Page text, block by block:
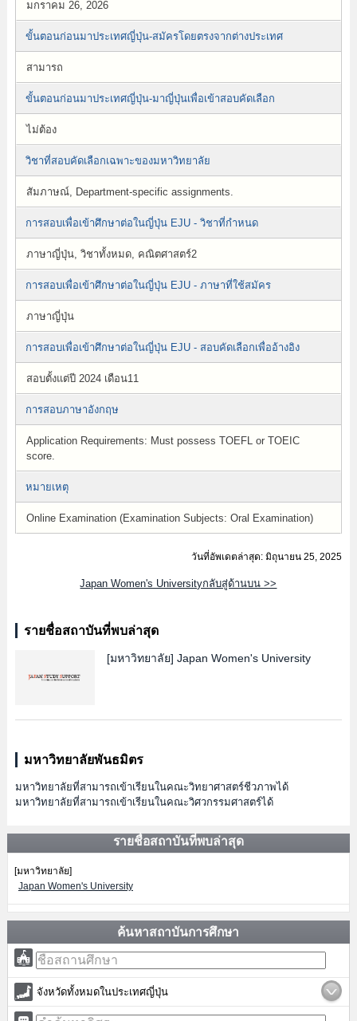
มกราคม 26, 2026
ขั้นตอนก่อนมาประเทศญี่ปุ่น-สมัครโดยตรงจากต่างประเทศ
สามารถ
ขั้นตอนก่อนมาประเทศญี่ปุ่น-มาญี่ปุ่นเพื่อเข้าสอบคัดเลือก
ไม่ต้อง
วิชาที่สอบคัดเลือกเฉพาะของมหาวิทยาลัย
สัมภาษณ์, Department-specific assignments.
การสอบเพื่อเข้าศึกษาต่อในญี่ปุ่น EJU - วิชาที่กำหนด
ภาษาญี่ปุ่น, วิชาทั้งหมด, คณิตศาสตร์2
การสอบเพื่อเข้าศึกษาต่อในญี่ปุ่น EJU - ภาษาที่ใช้สมัคร
ภาษาญี่ปุ่น
การสอบเพื่อเข้าศึกษาต่อในญี่ปุ่น EJU - สอบคัดเลือกเพื่ออ้างอิง
สอบตั้งแต่ปี 2024 เดือน11
การสอบภาษาอังกฤษ
Application Requirements: Must possess TOEFL or TOEIC
score.
หมายเหตุ
Online Examination (Examination Subjects: Oral Examination)
วันที่อัพเดตล่าสุด: มิถุนายน 25, 2025
Japan Women's Universityกลับสู่ด้านบน >>
รายชื่อสถาบันที่พบล่าสุด
[มหาวิทยาลัย] Japan Women's University
มหาวิทยาลัยพันธมิตร
มหาวิทยาลัยที่สามารถเข้าเรียนในคณะวิทยาศาสตร์ชีวภาพได้
มหาวิทยาลัยที่สามารถเข้าเรียนในคณะวิศวกรรมศาสตร์ได้
รายชื่อสถาบันที่พบล่าสุด
[มหาวิทยาลัย]
Japan Women's University
ค้นหาสถาบันการศึกษา
จังหวัดทั้งหมดในประเทศญี่ปุ่น